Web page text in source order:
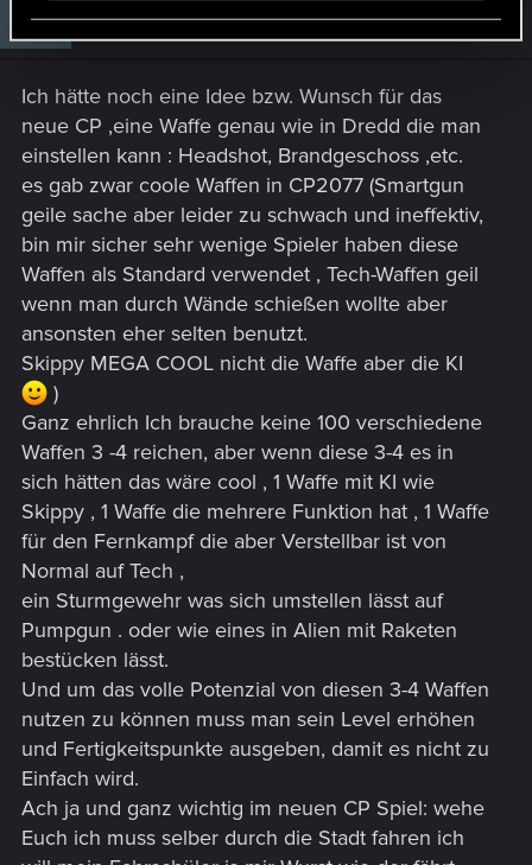
PantherG77 Senior user
Aug 17, 2025
Ich hätte noch eine Idee bzw. Wunsch für das
neue CP ,eine Waffe genau wie in Dredd die man
einstellen kann : Headshot, Brandgeschoss ,etc.
es gab zwar coole Waffen in CP2077 (Smartgun
geile sache aber leider zu schwach und ineffektiv,
bin mir sicher sehr wenige Spieler haben diese
Waffen als Standard verwendet , Tech-Waffen geil
wenn man durch Wände schießen wollte aber
ansonsten eher selten benutzt.
Skippy MEGA COOL nicht die Waffe aber die KI
)
Ganz ehrlich Ich brauche keine 100 verschiedene
Waffen 3 -4 reichen, aber wenn diese 3-4 es in
sich hätten das wäre cool , 1 Waffe mit KI wie
Skippy , 1 Waffe die mehrere Funktion hat , 1 Waffe
für den Fernkampf die aber Verstellbar ist von
Normal auf Tech ,
ein Sturmgewehr was sich umstellen lässt auf
Pumpgun . oder wie eines in Alien mit Raketen
bestücken lässt.
Und um das volle Potenzial von diesen 3-4 Waffen
nutzen zu können muss man sein Level erhöhen
und Fertigkeitspunkte ausgeben, damit es nicht zu
Einfach wird.
Ach ja und ganz wichtig im neuen CP Spiel: wehe
Euch ich muss selber durch die Stadt fahren ich